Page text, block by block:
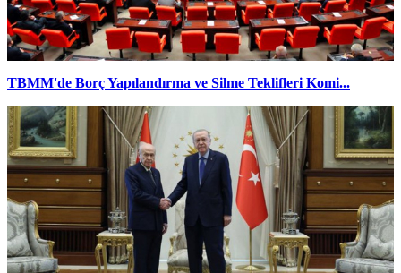
TBMM'de Borç Yapılandırma ve Silme Teklifleri Komi...